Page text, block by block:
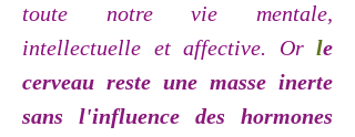
toute notre vie mentale,
intellectuelle et affective. Or le
cerveau reste une masse inerte
sans l'influence des hormones